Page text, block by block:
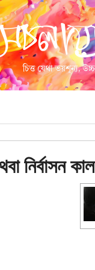
নির্বাসন কাল